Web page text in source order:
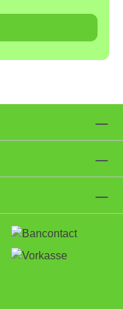
aufweist,
"beste " Nuss
Macadamia
bei uns sorgfältig
darauf bedacht,
Verpackungen
und
von
werden.
auf dem Feld,
etc. stattgefunden